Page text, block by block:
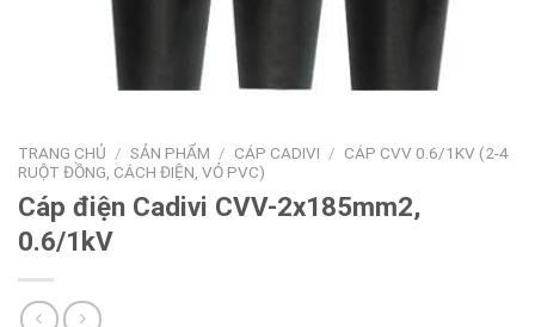
TRANG CHỦ / SẢN PHẨM / CÁP CADIVI / CÁP CVV 0.6/1KV (2-4
RUỘT ĐỒNG, CÁCH ĐIỆN, VỎ PVC)
Cáp điện Cadivi CVV-2x185mm2,
0.6/1kV